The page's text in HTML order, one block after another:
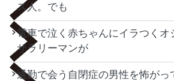
ス人。でも
電車で泣く赤ちゃんにイラつくオ
サラリーマンが
通勤で会う自閉症の男性を怖がっ